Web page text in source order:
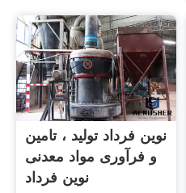
نوین فرداد تولید ، تامین
و فرآوری مواد معدنی
نوين فرداد